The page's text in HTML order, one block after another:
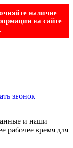
наличие
на сайте
звонок
и наши
рабочее время для